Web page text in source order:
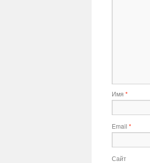
Имя *
Email *
Сайт